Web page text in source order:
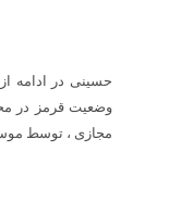
وضعیت قرمز در
مجازی ، توسط